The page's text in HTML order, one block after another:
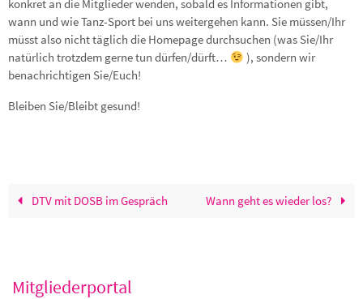
konkret an die Mitglieder wenden, sobald es Informationen gibt,
wann und wie Tanz-Sport bei uns weitergehen kann. Sie müssen/Ihr
müsst also nicht täglich die Homepage durchsuchen (was Sie/Ihr
natürlich trotzdem gerne tun dürfen/dürft…
), sondern wir
benachrichtigen Sie/Euch!
Bleiben Sie/Bleibt gesund!
DTV mit DOSB im Gespräch Wann geht es wieder los?
Mitgliederportal